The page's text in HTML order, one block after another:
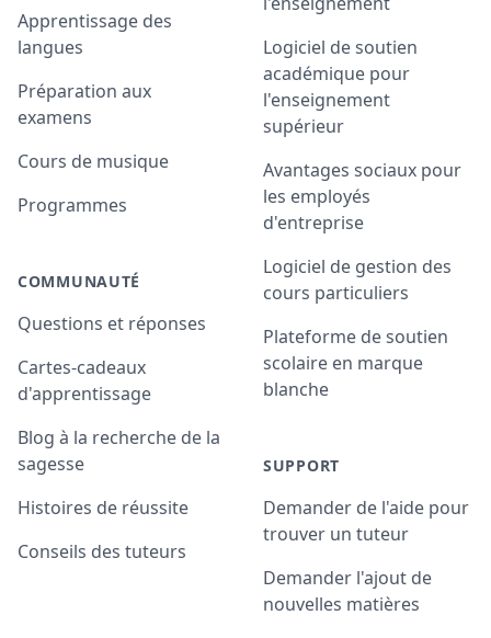
Apprentissage des
langues
Préparation aux
examens
Cours de musique
Programmes
COMMUNAUTÉ
Questions et réponses
Cartes-cadeaux
d'apprentissage
Blog à la recherche de la
sagesse
Histoires de réussite
Conseils des tuteurs
Logiciel de soutien
académique pour
l'enseignement
supérieur
Avantages sociaux pour
les employés
d'entreprise
Logiciel de gestion des
cours particuliers
Plateforme de soutien
scolaire en marque
blanche
SUPPORT
Demander de l'aide pour
trouver un tuteur
Demander l'ajout de
nouvelles matières